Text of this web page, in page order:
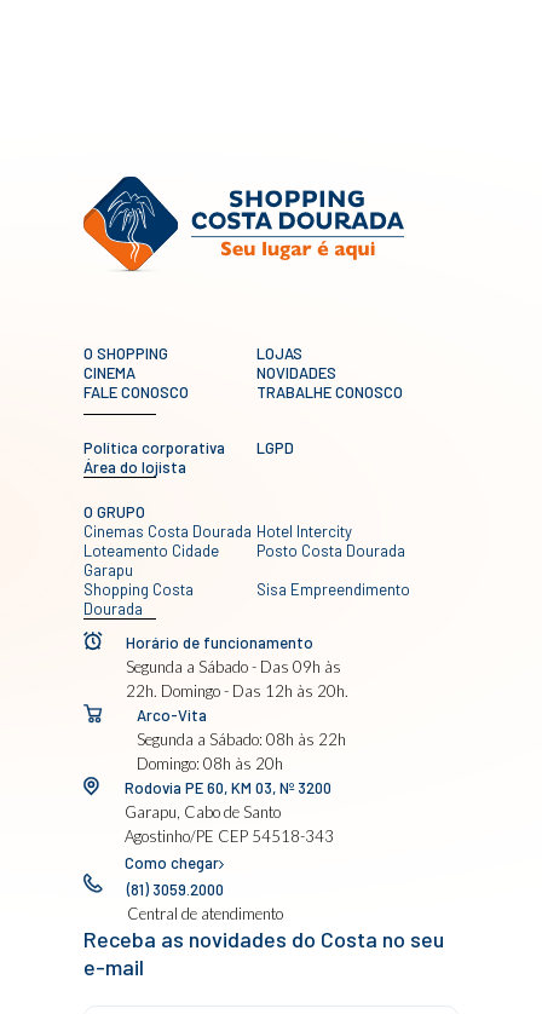
O SHOPPING
LOJAS
CINEMA
NOVIDADES
FALE CONOSCO
TRABALHE CONOSCO
Política corporativa
LGPD
Área do lojista
O GRUPO
Cinemas Costa Dourada Hotel Intercity
Loteamento Cidade
Garapu
Posto Costa Dourada
Shopping Costa
Dourada
Sisa Empreendimento
Horário de funcionamento
Segunda a Sábado - Das 09h às
22h. Domingo - Das 12h às 20h.
Arco-Vita
Segunda a Sábado: 08h às 22h
Domingo: 08h às 20h
Rodovia PE 60, KM 03, Nº 3200
Garapu, Cabo de Santo
Agostinho/PE CEP 54518-343
Como chegar
(81) 3059.2000
Central de atendimento
Receba as novidades do Costa no seu
e-mail